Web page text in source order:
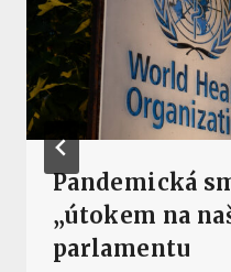
Pandemická
„útokem na
parlamentu